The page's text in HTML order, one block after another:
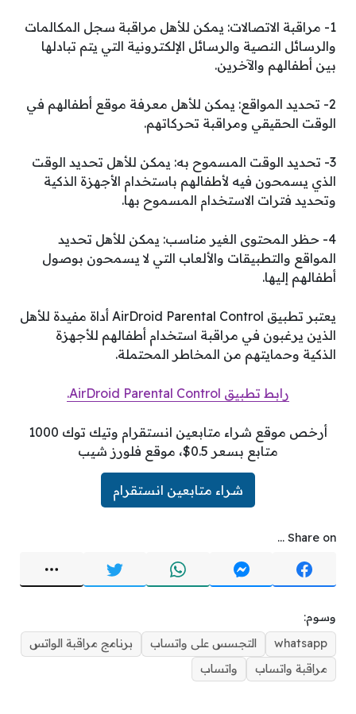
1- مراقبة الاتصالات: يمكن للأهل مراقبة سجل المكالمات
والرسائل النصية والرسائل الإلكترونية التي يتم تبادلها
بين أطفالهم والآخرين.
2- تحديد المواقع: يمكن للأهل معرفة موقع أطفالهم في
الوقت الحقيقي ومراقبة تحركاتهم.
3- تحديد الوقت المسموح به: يمكن للأهل تحديد الوقت
الذي يسمحون فيه لأطفالهم باستخدام الأجهزة الذكية
وتحديد فترات الاستخدام المسموح بها.
4- حظر المحتوى الغير مناسب: يمكن للأهل تحديد
المواقع والتطبيقات والألعاب التي لا يسمحون بوصول
أطفالهم إليها.
يعتبر تطبيق AirDroid Parental Control أداة مفيدة للأهل
الذين يرغبون في مراقبة استخدام أطفالهم للأجهزة
الذكية وحمايتهم من المخاطر المحتملة.
رابط تطبيق AirDroid Parental Control.
أرخص موقع شراء متابعين انستقرام وتيك توك 1000
متابع بسعر 0.5$، موقع فلورز شيب
شراء متابعين انستقرام
Share on ...
وسوم:
whatsapp
التجسس على واتساب
برنامج مراقبة الواتس
مراقبة واتساب
واتساب